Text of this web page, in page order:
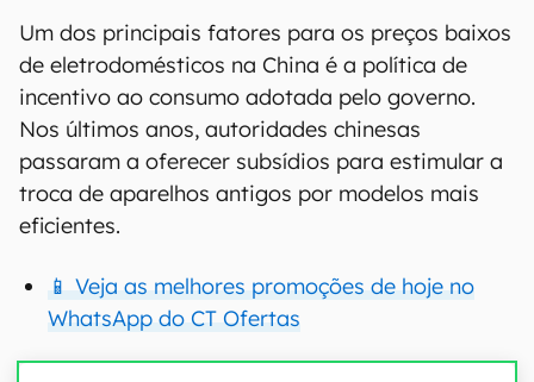
Um dos principais fatores para os preços baixos
de eletrodomésticos na China é a política de
incentivo ao consumo adotada pelo governo.
Nos últimos anos, autoridades chinesas
passaram a oferecer subsídios para estimular a
troca de aparelhos antigos por modelos mais
eficientes.
📱 Veja as melhores promoções de hoje no
WhatsApp do CT Ofertas